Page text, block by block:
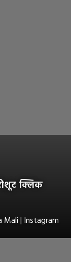
क्लिक
Mali | Instagram